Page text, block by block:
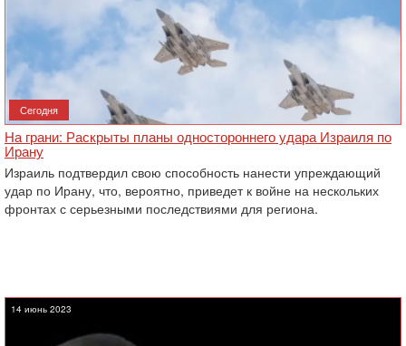
Сегодня
На грани: Раскрыты планы одностороннего удара Израиля по
Ирану
Израиль подтвердил свою способность нанести упреждающий
удар по Ирану, что, вероятно, приведет к войне на нескольких
фронтах с серьезными последствиями для региона.
14 июнь 2023